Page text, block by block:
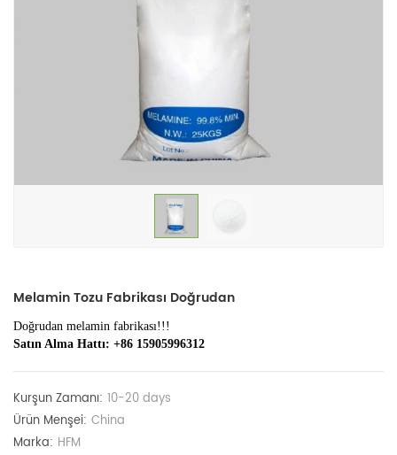
Melamin Tozu Fabrikası Doğrudan
Doğrudan melamin fabrikası!!!
Satın Alma Hattı: +86 15905996312
Kurşun Zamanı: 10-20 days
Ürün Menşei: China
Marka: HFM